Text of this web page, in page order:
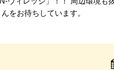
をお待ちしています。